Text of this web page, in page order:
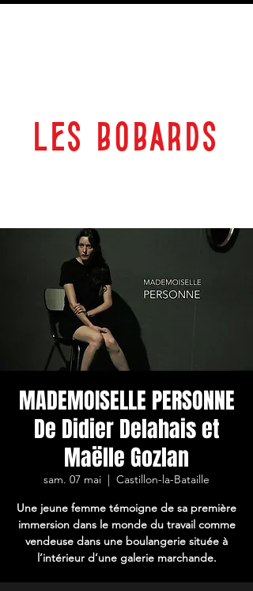
LES BOBARDS
MADEMOISELLE PERSONNE
De Didier Delahais et
Maëlle Gozlan
sam. 07 mai
  |
Castillon-la-Bataille
Une jeune femme témoigne de sa première
immersion dans le monde du travail comme
vendeuse dans une boulangerie située à
l’intérieur d’une galerie marchande.